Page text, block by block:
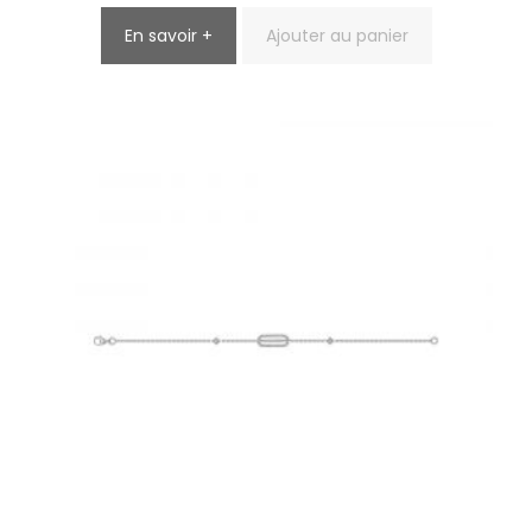
En savoir + Ajouter au panier